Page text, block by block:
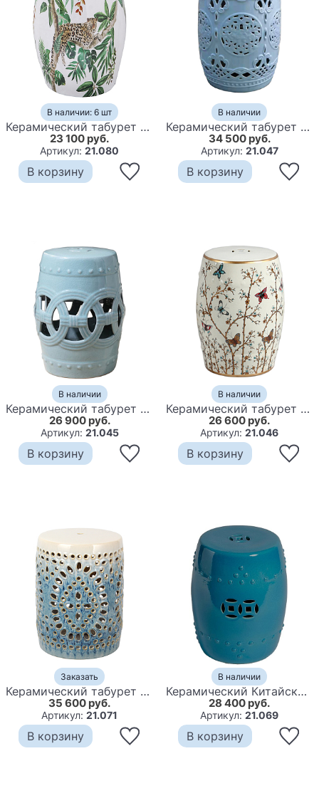
В наличии: 6 шт
Керамический табурет Tropical Leopard
23 100 руб.
Артикул:21.080
В корзину
В наличии
Керамический табурет Blue Ceramic Patterned Chair
34 500 руб.
Артикул: 21.047
В корзину
В наличии
Керамический табурет Ceramic Chair blue
26 900 руб.
Артикул: 21.045
В корзину
В наличии
Керамический табурет Flowers & Butterflies
26 600 руб.
Артикул:21.046
В корзину
Заказать
Керамический табурет Blue Openwork
35 600 руб.
Артикул:21.071
В корзину
В наличии
Керамический Китайский табурет Темно-бирюзовый
28 400 руб.
Артикул:21.069
В корзину